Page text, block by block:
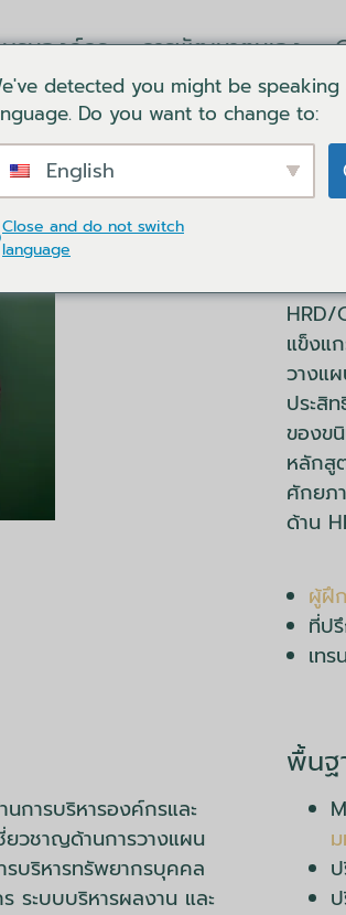
รมองค์กร การพัฒนาตนเอง
ล็อคอิน ตะกร้าของฉัน ติดต่อเ
นางก
พบกั
ได้รับ
HRD/
แข็งแ
วางแ
ประสิ
ของข
หลักสู
ศักยภ
ด้าน
ผู้ฝึ
ที่ป
เทร
ารบริหารองค์กรและ
วชาญด้านการวางแผน
รบริหารทรัพยากรบุคคล
ระบบบริหารผลงาน และ
พื้นฐ
detected you might be
Do you want to change to:
English
Close and do not switch
language